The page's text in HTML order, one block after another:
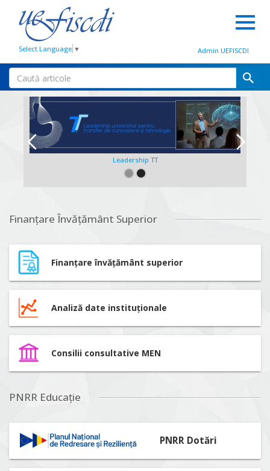
Select Language ▼ Admin UEFISCDI
Leadership TT
Finanțare Învățământ Superior
Finanțare învățământ superior
Analiză date instituționale
Consilii consultative MEN
PNRR Educație
PNRR Dotări